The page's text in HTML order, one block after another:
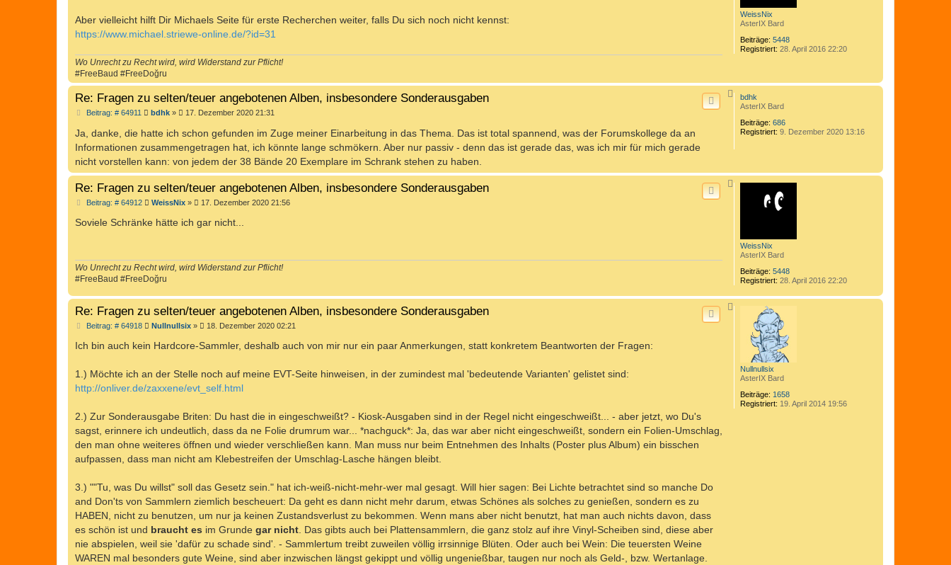
WeissNix
AsterIX Bard
Beiträge: 5448
Registriert: 28. April 2016 22:20
a
g
Aber vielleicht hilft Dir Michaels Seite für erste Recherchen weiter, falls Du sich noch nicht kennst:
https://www.michael.striewe-online.de/?id=31
Wo Unrecht zu Recht wird, wird Widerstand zur Pflicht!
#FreeBaud #FreeDoğru
n
bdhk
AsterIX Bard
Beiträge: 686
Registriert: 9. Dezember 2020 13:16
Re: Fragen zu selten/teuer angebotenen Alben, insbesondere Sonderausgaben
Beitrag: # 64911 B
i
r
g
bdhk» 17. Dezember 2020 21:31
Ja, danke, die hatte ich schon gefunden im Zuge meiner Einarbeitung in das Thema. Das ist total spannend, was der Forumskollege da an
Informationen zusammengetragen hat, ich könnte lange schmökern. Aber nur passiv - denn das ist gerade das, was ich mir für mich gerade
nicht vorstellen kann: von jedem der 38 Bände 20 Exemplare im Schrank stehen zu haben.
N
a
c
h
o
b
WeissNix
AsterIX Bard
Beiträge: 5448
Registriert: 28. April 2016 22:20
Re: Fragen zu selten/teuer angebotenen Alben, insbesondere Sonderausgaben
Beitrag: # 64912B
i
WeissNix» 17. Dezember 2020 21:56
Soviele Schränke hätte ich gar nicht...
Wo Unrecht zu Recht wird, wird Widerstand zur Pflicht!
#FreeBaud #FreeDoğru
N
n
Nullnullsix
AsterIX Bard
Beiträge: 1658
Registriert: 19. April 2014 19:56
Re: Fragen zu selten/teuer angebotenen Alben, insbesondere Sonderausgaben
Beitrag: # 64918B
i
a
g
Nullnullsix» 18. Dezember 2020 02:21
Ich bin auch kein Hardcore-Sammler, deshalb auch von mir nur ein paar Anmerkungen, statt konkretem Beantworten der Fragen:
1.) Möchte ich an der Stelle noch auf meine EVT-Seite hinweisen, in der zumindest mal 'bedeutende Varianten' gelistet sind:
http://onliver.de/zaxxene/evt_self.html
2.) Zur Sonderausgabe Briten: Du hast die in eingeschweißt? - Kiosk-Ausgaben sind in der Regel nicht eingeschweißt... - aber jetzt, wo Du's
sagst, erinnere ich undeutlich, dass da ne Folie drumrum war... *nachguck*: Ja, das war aber nicht eingeschweißt, sondern ein Folien-Umschlag,
den man ohne weiteres öffnen und wieder verschließen kann. Man muss nur beim Entnehmen des Inhalts (Poster plus Album) ein bisschen
aufpassen, dass man nicht am Klebestreifen der Umschlag-Lasche hängen bleibt.
3.) ""Tu, was Du willst" soll das Gesetz sein." hat ich-weiß-nicht-mehr-wer mal gesagt. Will hier sagen: Bei Lichte betrachtet sind so manche Do
and Don'ts von Sammlern ziemlich bescheuert: Da geht es dann nicht mehr darum, etwas Schönes als solches zu genießen, sondern es zu
HABEN, nicht zu benutzen, um nur ja keinen Zustandsverlust zu bekommen. Wenn mans aber nicht benutzt, hat man auch nichts davon, dass
es schön ist und braucht es im Grunde gar nicht. Das gibts auch bei Plattensammlern, die ganz stolz auf ihre Vinyl-Scheiben sind, diese aber
nie abspielen, weil sie 'dafür zu schade sind'. - Sammlertum treibt zuweilen völlig irrsinnige Blüten. Oder auch bei Wein: Die teuersten Weine
WAREN mal besonders gute Weine, sind aber inzwischen längst gekippt und völlig ungenießbar, taugen nur noch als Geld-, bzw. Wertanlage.
n